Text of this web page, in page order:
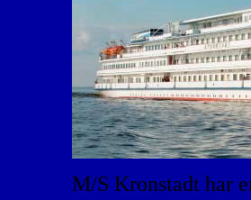
M/S Kronstadt har